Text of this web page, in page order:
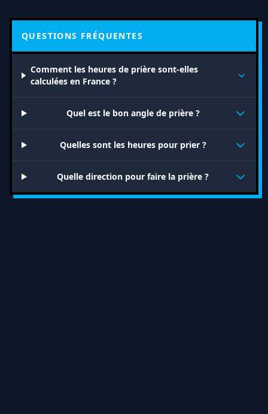
QUESTIONS FRÉQUENTES
Comment les heures de prière sont-elles
calculées en France ?
Quel est le bon angle de prière ?
Quelles sont les heures pour prier ?
Quelle direction pour faire la prière ?